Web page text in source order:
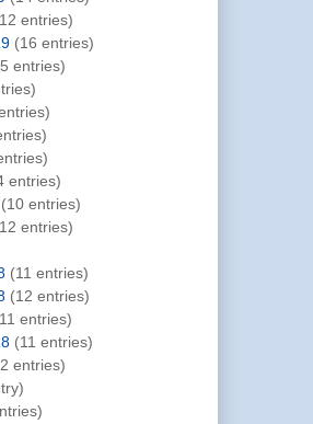
entries)
(16 entries)
entries)
entries)
(10 entries)
entries)
(11 entries)
(12 entries)
entries)
(11 entries)
entries)